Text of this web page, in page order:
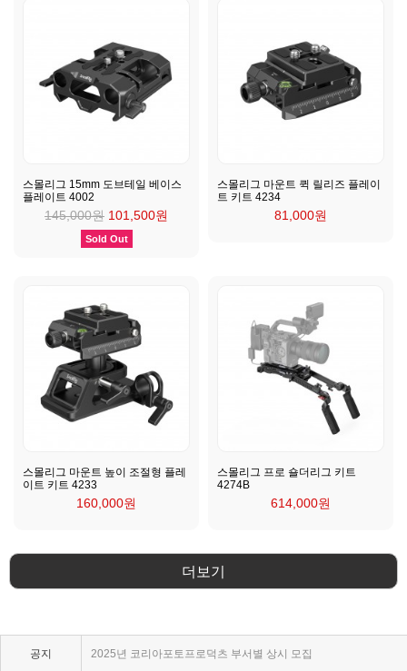
스몰리그 15mm 도브테일 베이스
플레이트 4002
145,000원 101,500원
Sold Out
스몰리그 마운트 퀵 릴리즈 플레이
트 키트 4234
81,000원
스몰리그 마운트 높이 조절형 플레
이트 키트 4233
160,000원
스몰리그 프로 숄더리그 키트
4274B
614,000원
더보기
공지
KPP 브랜드 품질 보증 안내
2025년 코리아포토프로덕츠 부서별 상시 모집